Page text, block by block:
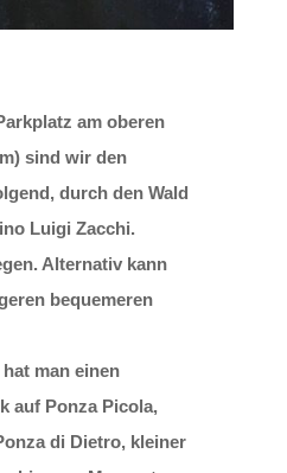
am oberen
sind wir den
durch den Wald
Luigi Zacchi.
Alternativ kann
bequemeren
man einen
auf Ponza Picola,
di Dietro, kleiner